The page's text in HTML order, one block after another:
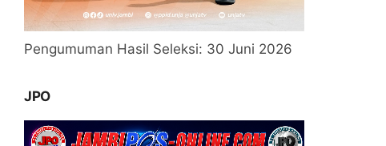
Pengumuman Hasil Seleksi: 30 Juni 2026
JPO